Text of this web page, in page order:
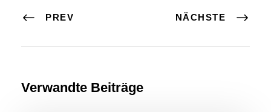
PREV NÄCHSTE
Verwandte Beiträge